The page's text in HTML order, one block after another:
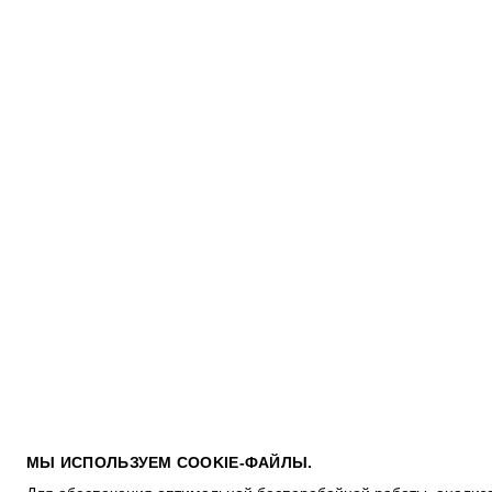
МЫ ИСПОЛЬЗУЕМ COOKIE-ФАЙЛЫ.
ПОКУПАТЕЛЯМ